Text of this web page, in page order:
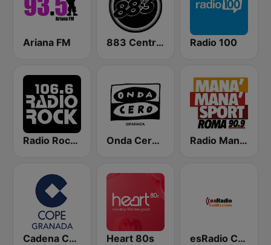
Ariana FM 883 Centreforce radio Radio 100
Radio Rock 106.6 Onda Cero Granada Radio Manà Manà Sport Roma
Cadena COPE Granada Heart 80s esRadio Castilla y Leon